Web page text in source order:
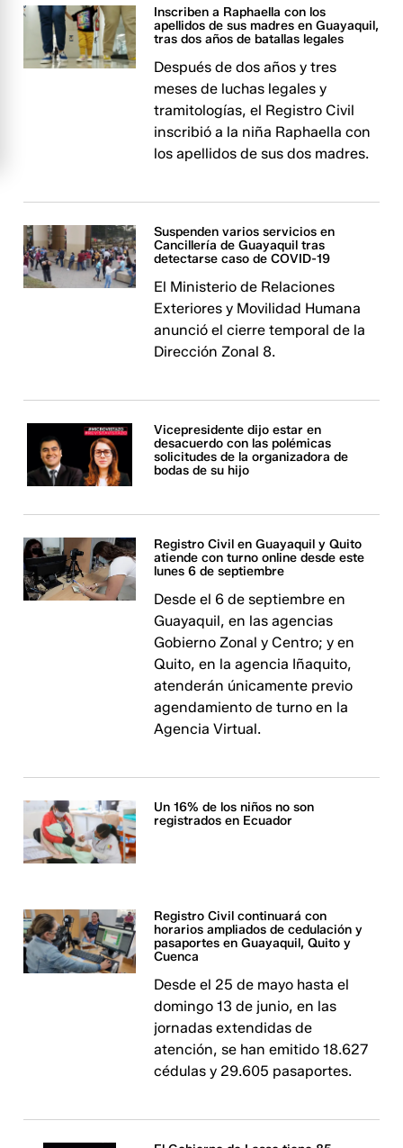
Inscriben a Raphaella con los
apellidos de sus madres en Guayaquil,
tras dos años de batallas legales
Después de dos años y tres
meses de luchas legales y
tramitologías, el Registro Civil
inscribió a la niña Raphaella con
los apellidos de sus dos madres.
Suspenden varios servicios en
Cancillería de Guayaquil tras
detectarse caso de COVID-19
El Ministerio de Relaciones
Exteriores y Movilidad Humana
anunció el cierre temporal de la
Dirección Zonal 8.
Vicepresidente dijo estar en
desacuerdo con las polémicas
solicitudes de la organizadora de
bodas de su hijo
Registro Civil en Guayaquil y Quito
atiende con turno online desde este
lunes 6 de septiembre
Desde el 6 de septiembre en
Guayaquil, en las agencias
Gobierno Zonal y Centro; y en
Quito, en la agencia Iñaquito,
atenderán únicamente previo
agendamiento de turno en la
Agencia Virtual.
Un 16% de los niños no son
registrados en Ecuador
Registro Civil continuará con
horarios ampliados de cedulación y
pasaportes en Guayaquil, Quito y
Cuenca
Desde el 25 de mayo hasta el
domingo 13 de junio, en las
jornadas extendidas de
atención, se han emitido 18.627
cédulas y 29.605 pasaportes.